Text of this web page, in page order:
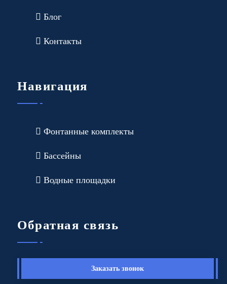
Блог
Контакты
Навигация
Фонтанные комплекты
Бассейны
Водные площадки
Обратная связь
Заказать звонок